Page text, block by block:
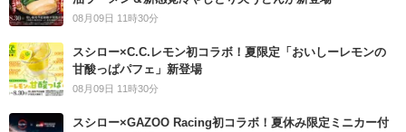
08月09日 11時30分
スシロー×C.C.レモン初コラボ！夏限定「おいしーレモンの
甘酸っぱパフェ」新登場
08月09日 11時30分
スシロー×GAZOO Racing初コラボ！夏休み限定ミニカー付